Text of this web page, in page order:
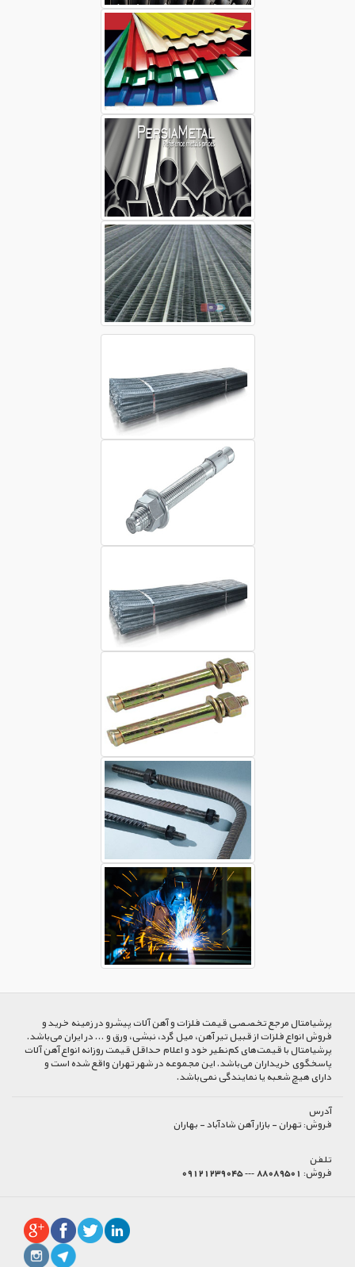
پرشیا‌متال مرجع تخصصی قیمت فلزات و آهن آلات پیشرو در زمینه خرید و
فروش انواع فلزات از قبیل تیر آهن، میل گرد، نبشی، ورق و ... در ایران می‌باشد.
پرشیامتال با قیمت‌های کم‌نظیر خود و اعلام حداقل قیمت روزانه انواع آهن آلات
پاسخگوی خریداران می‌باشد. این مجموعه در شهر تهران واقع شده است و
دارای هیچ شعبه یا نمایندگی نمی‌باشد.
آدرس
فروش:تهران - بازار آهن شادآباد - بهاران
تلفن
فروش: 88089501 --- 09121239045